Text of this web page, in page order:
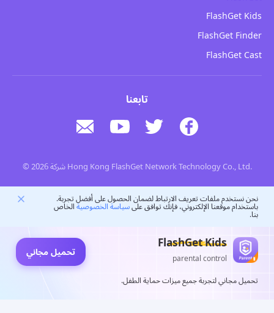
FlashGet Kids
parental control تحميل مجاني
تحميل مجاني لتجربة جميع ميزات حماية الطفل.
سياسات الإعلانات
لا تبيع معلوماتي
مدونة
سلامة الأطفال عبر الإنترنت
تحميل
FlashGet Kids
FlashGet Finder
FlashGet Cast
تابعنا
© 2026 شركة Hong Kong FlashGet Network Technology Co., Ltd.
نحن نستخدم ملفات تعريف الارتباط لضمان الحصول على أفضل تجربة.
باستخدام موقعنا الإلكتروني، فإنك توافق علىسياسة الخصوصيةالخاص بنا.